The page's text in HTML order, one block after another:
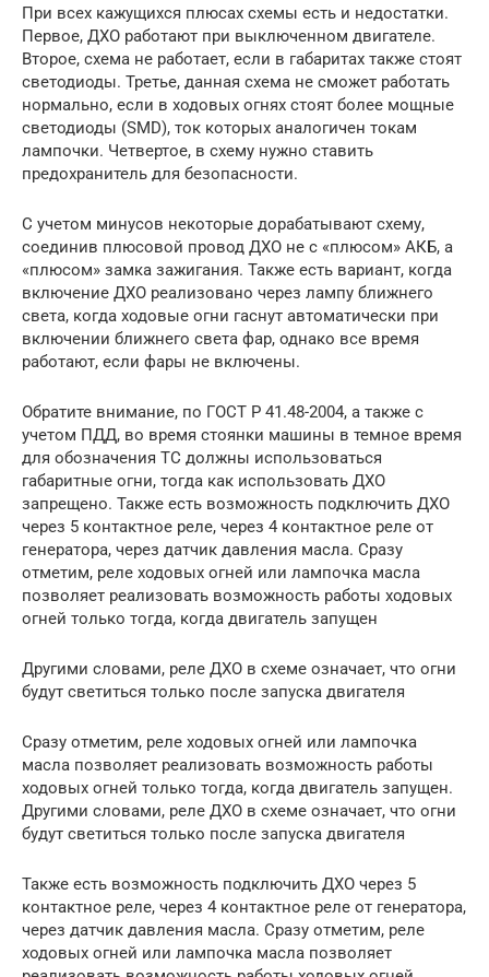
При всех кажущихся плюсах схемы есть и недостатки.
Первое, ДХО работают при выключенном двигателе.
Второе, схема не работает, если в габаритах также стоят
светодиоды. Третье, данная схема не сможет работать
нормально, если в ходовых огнях стоят более мощные
светодиоды (SMD), ток которых аналогичен токам
лампочки. Четвертое, в схему нужно ставить
предохранитель для безопасности.
С учетом минусов некоторые дорабатывают схему,
соединив плюсовой провод ДХО не с «плюсом» АКБ, а
«плюсом» замка зажигания. Также есть вариант, когда
включение ДХО реализовано через лампу ближнего
света, когда ходовые огни гаснут автоматически при
включении ближнего света фар, однако все время
работают, если фары не включены.
Обратите внимание, по ГОСТ Р 41.48-2004, а также с
учетом ПДД, во время стоянки машины в темное время
для обозначения ТС должны использоваться
габаритные огни, тогда как использовать ДХО
запрещено. Также есть возможность подключить ДХО
через 5 контактное реле, через 4 контактное реле от
генератора, через датчик давления масла. Сразу
отметим, реле ходовых огней или лампочка масла
позволяет реализовать возможность работы ходовых
огней только тогда, когда двигатель запущен
Другими словами, реле ДХО в схеме означает, что огни
будут светиться только после запуска двигателя
Сразу отметим, реле ходовых огней или лампочка
масла позволяет реализовать возможность работы
ходовых огней только тогда, когда двигатель запущен.
Другими словами, реле ДХО в схеме означает, что огни
будут светиться только после запуска двигателя
Также есть возможность подключить ДХО через 5
контактное реле, через 4 контактное реле от генератора,
через датчик давления масла. Сразу отметим, реле
ходовых огней или лампочка масла позволяет